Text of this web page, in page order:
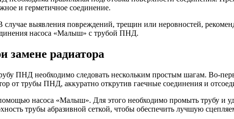
и герметичное соединение.
выявления повреждений, трещин или неровностей,
насоса «Малыш» с трубой ПНД.
радиатора
ПНД необходимо следовать нескольким простым шагам. Во-
от трубы ПНД, аккуратно открутив гаечные соединения и
насоса «Малыш». Для этого необходимо промыть трубу и
трубы абразивной сеткой, чтобы обеспечить лучшую